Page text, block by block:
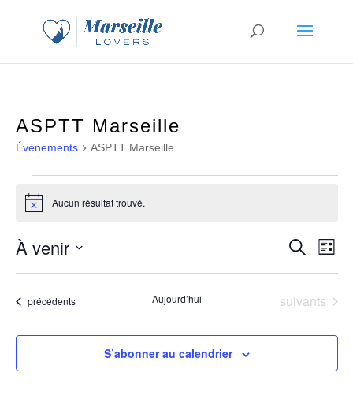
ASPTT Marseille
Évènements ASPTT Marseille
Évènements
Notice Aucun résultat trouvé.
et
Recherche
de
Liste
À venir
Sélectionnez
Évènements
précédents Aujourd’hui Évènements
suivants
S’abonner au calendrier